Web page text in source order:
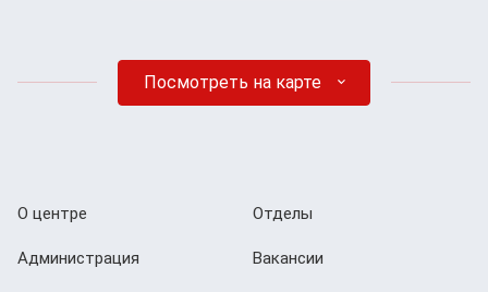
Посмотреть на карте
О центре
Администрация
Отделы
Вакансии